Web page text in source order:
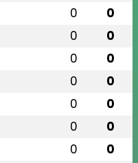
0 0
0 0
0 0
0 0
0 0
0 0
0 0